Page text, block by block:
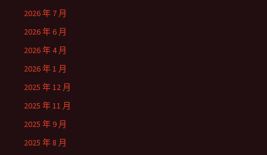
2026 年 7 月
2026 年 6 月
2026 年 4 月
2026 年 1 月
2025 年 12 月
2025 年 11 月
2025 年 9 月
2025 年 8 月